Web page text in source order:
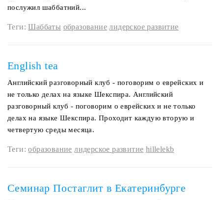
послужил шаббатний...
Теги:Шаббаты образование лидерское развитие
English tea
Английский разговорный клуб - поговорим о еврейских и
не только делах на языке Шекспира. Английский
разговорный клуб - поговорим о еврейских и не только
делах на языке Шекспира. Проходит каждую вторую и
четвертую среды месяца.
Теги:образование лидерское развитие hillelekb
Семинар Постаглит в Екатеринбурге